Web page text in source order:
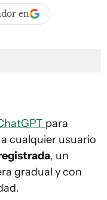
en
para
cualquier usuario
, un
gradual y con